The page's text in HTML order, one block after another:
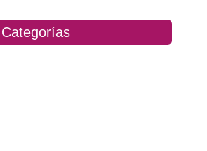
Categorías